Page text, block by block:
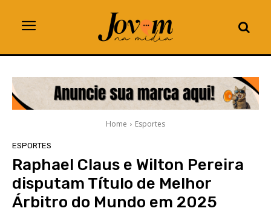
Home Esportes
ESPORTES
Raphael Claus e Wilton Pereira
disputam Título de Melhor
Árbitro do Mundo em 2025